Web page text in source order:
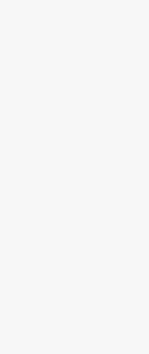
intern schon stark
der Ansprache: "Unser
hat eine Chance den
erfolgreiches Jahr 2019